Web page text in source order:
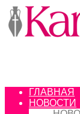
ГЛАВНАЯ
НОВОСТИ